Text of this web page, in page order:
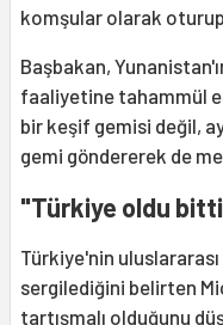
komşular olarak
Başbakan,
faaliyetine tahammül
bir keşif gemisi değil,
gemi göndererek de
"Türkiye oldu
Türkiye'nin
sergilediğini belirten
tartışmalı olduğunu